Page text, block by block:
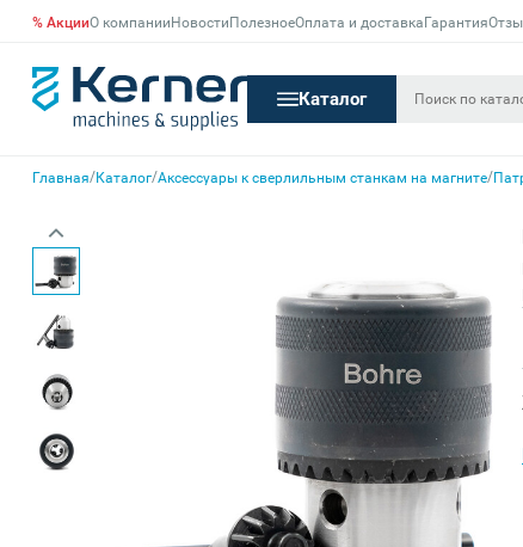
% АкцииО компанииНовостиПолезноеОплата и доставкаГарантия
Каталог
Главная/Каталог/Аксессуары к сверлильным станкам на магните/